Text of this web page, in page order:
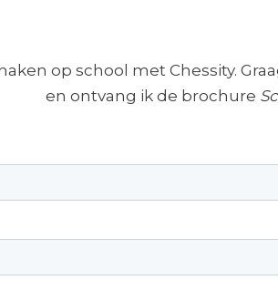
op school met Chessity.
en ontvang ik de brochure